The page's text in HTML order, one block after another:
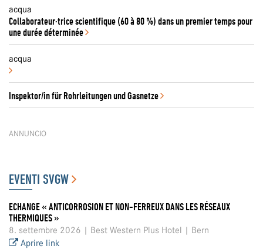
acqua
Collaborateur·trice scientifique (60 à 80 %) dans un premier temps pour
une durée déterminée
acqua
Inspektor/in für Rohrleitungen und Gasnetze
ANNUNCIO
EVENTI SVGW
ECHANGE « ANTICORROSION ET NON-FERREUX DANS LES RÉSEAUX
THERMIQUES »
8. settembre 2026 | Best Western Plus Hotel | Bern
Aprire link